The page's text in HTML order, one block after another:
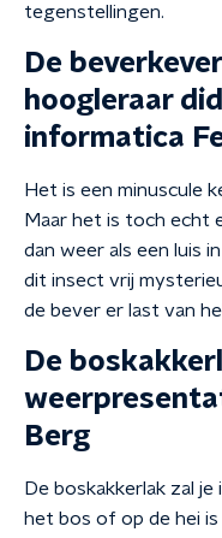
tegenstellingen.
De
hoogleraar
informatica
Het is een minuscule
Maar het is toch echt
dan weer als een luis
dit insect vrij
de bever er last van
De
Berg
De boskakkerlak zal
het bos of op de hei